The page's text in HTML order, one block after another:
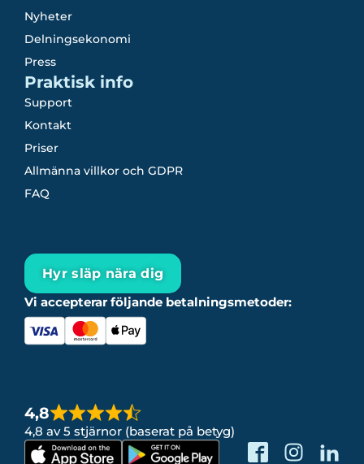
Nyheter
Delningsekonomi
Press
Praktisk info
Support
Kontakt
Priser
Allmänna villkor och GDPR
FAQ
Hyr släp nära dig
Vi accepterar följande betalningsmetoder:
4,8
4,8 av 5 stjärnor (baserat på betyg)